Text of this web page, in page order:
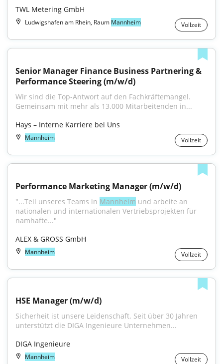
TWL Metering GmbH
Ludwigshafen am Rhein, Raum Mannheim Vollzeit
Senior Manager Finance Business Partnering &
Performance Steering (m/w/d)
Wir sind die Top-Antwort auf den Fachkräftemangel.
Gemeinsam mit mehr als 13.000 Mitarbeitenden in...
Hays – Interne Karriere bei Uns
Mannheim Vollzeit
Performance Marketing Manager (m/w/d)
"...Teil unseres Teams in Mannheim und arbeite an
nationalen und internationalen Vertriebsprojekten für
namhafte..."
ALEX & GROSS GmbH
Mannheim Vollzeit
HSE Manager (m/w/d)
Sicherheit ist unsere Leidenschaft. Seit über 30 Jahren
unterstützt die DIGA Ingenieure Unternehmen...
DIGA Ingenieure
Mannheim Vollzeit